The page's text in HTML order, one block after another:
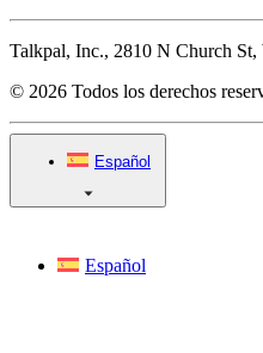
Talkpal, Inc., 2810 N Church
© 2026 Todos los derechos
Español
Español